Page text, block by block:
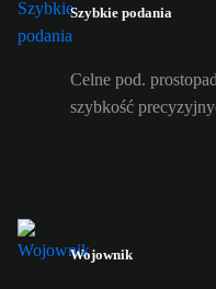
Szybkie podania
Celne pod.
szybkość
Wojownik